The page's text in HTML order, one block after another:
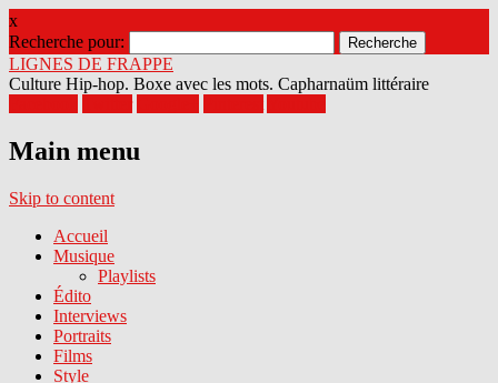
x
Recherche pour:
LIGNES DE FRAPPE
Culture Hip-hop. Boxe avec les mots. Capharnaüm littéraire
Main menu
Skip to content
Accueil
Musique
Playlists
Édito
Interviews
Portraits
Films
Style